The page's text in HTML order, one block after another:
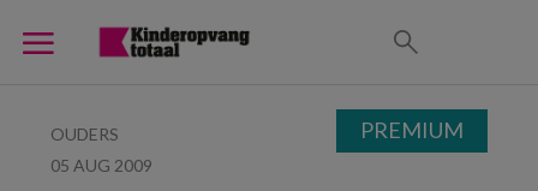
OUDERS
05 AUG 2009
PREMIUM